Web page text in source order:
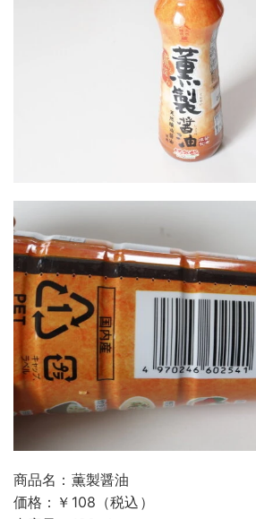
商品名：薫製醤油
価格：￥108（税込）